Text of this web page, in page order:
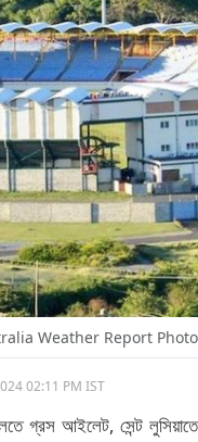
Weather Report
02:11 PM IST
গ্রস আইলেট, সেন্ট লুসিয়াতে